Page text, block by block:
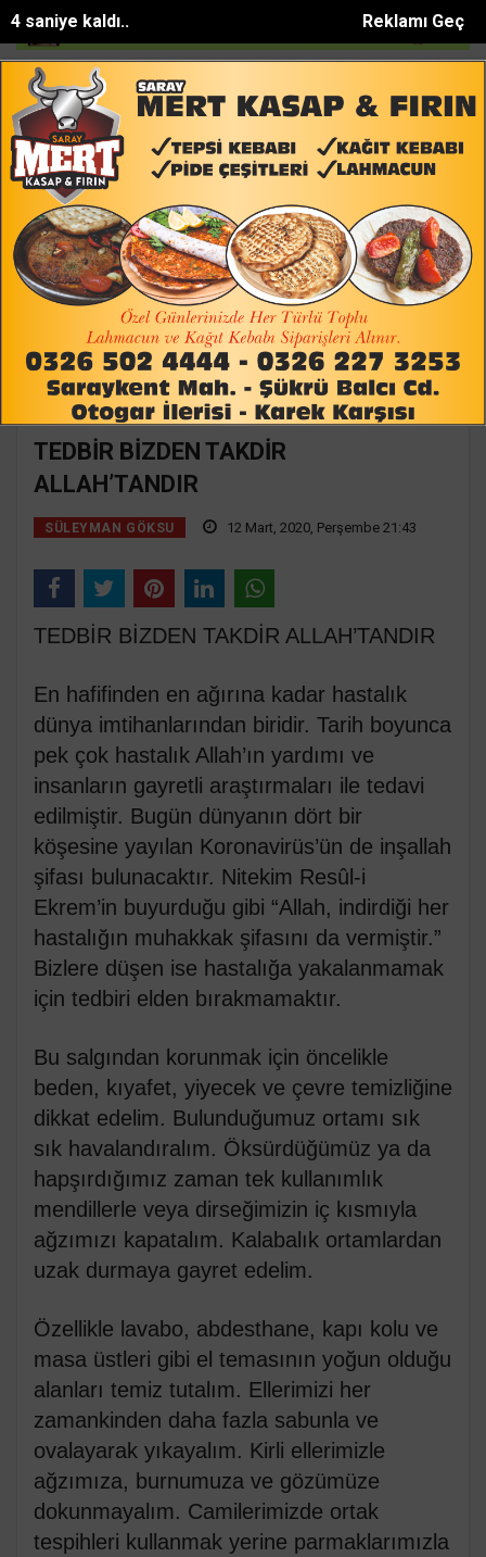
Reklamı Geç
3 saniye kaldı..
SON DAKİKA:
tüfekle vurup sakat bıraktılar Apartmanda yangın paniği:
Ana Sayfa
SÜLEYMAN GÖKSU
Mail:suleymangoksu@gmail.com
TEDBİR BİZDEN TAKDİR
ALLAH’TANDIR
SÜLEYMAN GÖKSU 12 Mart, 2020, Perşembe 21:43
TEDBİR BİZDEN TAKDİR ALLAH’TANDIR
En hafifinden en ağırına kadar hastalık
dünya imtihanlarından biridir. Tarih boyunca
pek çok hastalık Allah’ın yardımı ve
insanların gayretli araştırmaları ile tedavi
edilmiştir. Bugün dünyanın dört bir
köşesine yayılan Koronavirüs’ün de inşallah
şifası bulunacaktır. Nitekim Resûl-i
Ekrem’in buyurduğu gibi “Allah, indirdiği her
hastalığın muhakkak şifasını da vermiştir.”
Bizlere düşen ise hastalığa yakalanmamak
için tedbiri elden bırakmamaktır.
Bu salgından korunmak için öncelikle
beden, kıyafet, yiyecek ve çevre temizliğine
dikkat edelim. Bulunduğumuz ortamı sık
sık havalandıralım. Öksürdüğümüz ya da
hapşırdığımız zaman tek kullanımlık
mendillerle veya dirseğimizin iç kısmıyla
ağzımızı kapatalım. Kalabalık ortamlardan
uzak durmaya gayret edelim.
Özellikle lavabo, abdesthane, kapı kolu ve
masa üstleri gibi el temasının yoğun olduğu
alanları temiz tutalım. Ellerimizi her
zamankinden daha fazla sabunla ve
ovalayarak yıkayalım. Kirli ellerimizle
ağzımıza, burnumuza ve gözümüze
dokunmayalım. Camilerimizde ortak
tespihleri kullanmak yerine parmaklarımızla